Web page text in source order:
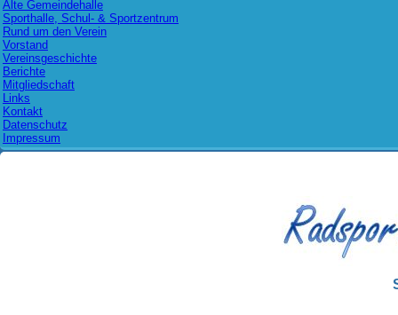
Alte Gemeindehalle
Sporthalle, Schul- & Sportzentrum
Rund um den Verein
Vorstand
Vereinsgeschichte
Berichte
Mitgliedschaft
Links
Kontakt
Datenschutz
Impressum